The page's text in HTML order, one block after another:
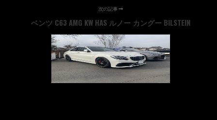
次の記事
ベンツ C63 AMG KW HAS ルノー カングー BILSTEIN